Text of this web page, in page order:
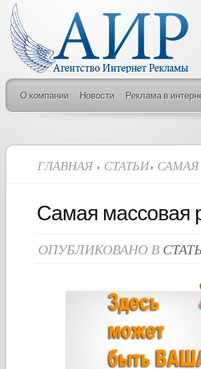
О компании Новости Реклама в
ГЛАВНАЯ СТАТЬИ
Самая массовая
ОПУБЛИКОВАНО В